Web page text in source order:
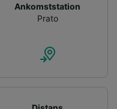
Ankomststation
Prato